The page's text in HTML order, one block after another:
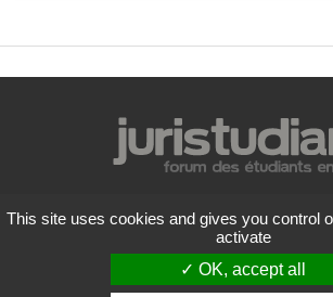
Mentions légales
Politique de
Conditions générales
Liste des forums
This site uses cookies and gives you control
activate
✓ OK, accept all